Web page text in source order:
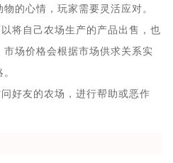
的心情，玩家需要灵活应对。
将自己农场生产的产品出售，也
场价格会根据市场供求关系实
好友的农场，进行帮助或恶作